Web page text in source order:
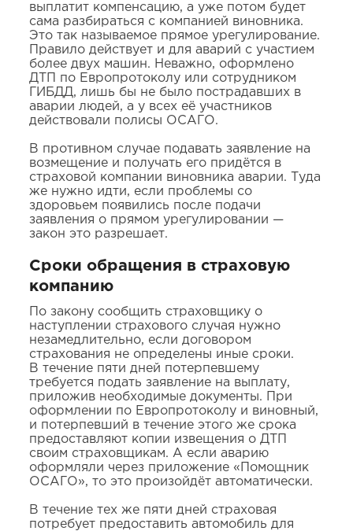
выплатит компенсацию, а уже потом будет
сама разбираться с компанией виновника.
Это так называемое прямое урегулирование.
Правило действует и для аварий с участием
более двух машин. Неважно, оформлено
ДТП по Европротоколу или сотрудником
ГИБДД, лишь бы не было пострадавших в
аварии людей, а у всех её участников
действовали полисы ОСАГО.
В противном случае подавать заявление на
возмещение и получать его придётся в
страховой компании виновника аварии. Туда
же нужно идти, если проблемы со
здоровьем появились после подачи
заявления о прямом урегулировании —
закон это разрешает.
Сроки обращения в страховую
компанию
По закону сообщить страховщику о
наступлении страхового случая нужно
незамедлительно, если договором
страхования не определены иные сроки.
В течение пяти дней потерпевшему
требуется подать заявление на выплату,
приложив необходимые документы. При
оформлении по Европротоколу и виновный,
и потерпевший в течение этого же срока
предоставляют копии извещения о ДТП
своим страховщикам. А если аварию
оформляли через приложение «Помощник
ОСАГО», то это произойдёт автоматически.
В течение тех же пяти дней страховая
потребует предоставить автомобиль для